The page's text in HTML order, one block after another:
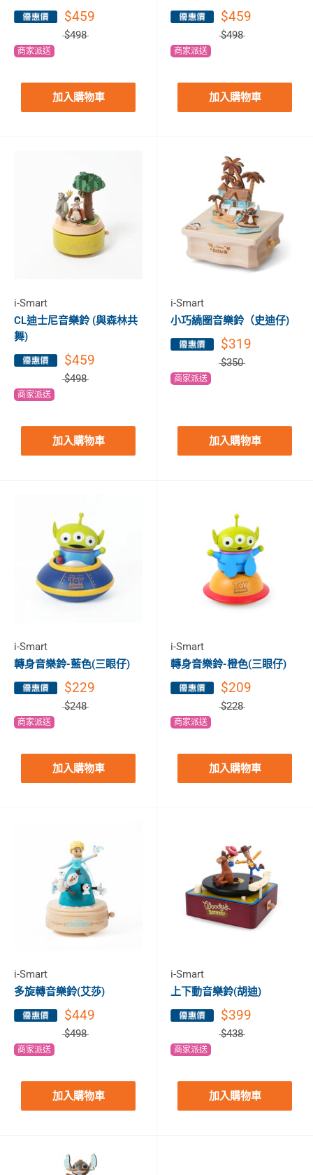
$459
$498
商家派送
加入購物車
$459
$498
商家派送
加入購物車
i-Smart
CL迪士尼音樂鈴 (與森林共
舞)
$459
$498
商家派送
加入購物車
i-Smart
小巧繞圈音樂鈴（史迪仔)
$319
$350
商家派送
加入購物車
i-Smart
轉身音樂鈴-藍色(三眼仔)
$229
$248
商家派送
加入購物車
i-Smart
轉身音樂鈴-橙色(三眼仔)
$209
$228
商家派送
加入購物車
i-Smart
多旋轉音樂鈴(艾莎)
$449
$498
商家派送
加入購物車
i-Smart
上下動音樂鈴(胡迪)
$399
$438
商家派送
加入購物車